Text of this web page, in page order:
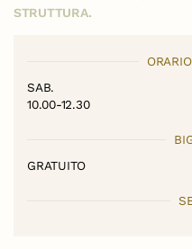
STRUTTURA.
SAB.
10.00-12.30
GRATUITO